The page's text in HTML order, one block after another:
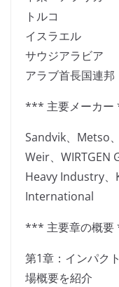
トルコ
イスラエル
サウジアラビア
アラブ首長国連邦
*** 主要メーカ
Sandvik、Metso
Weir、WIRTGEN
Heavy Industry
International
*** 主要章の概
第1章：インパク
場概要を紹介